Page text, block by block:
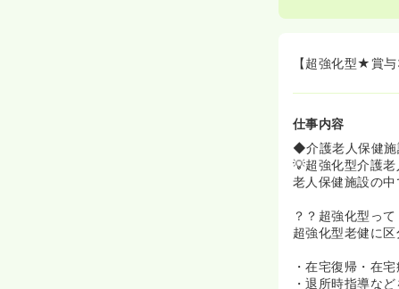
◆病院と違う点
一人ひとりに
◆在宅復帰、利
《長期就業され
◆定年65歳、
《マイカー通
◆駐車場のご
◆雨の日でも濡
【超強化型★賞
仕事内容
◆介護老人保健施
💡超強化型介護老
老人保健施設の
？？超強化型って
超強化型老健に
・在宅復帰・在
・退所時指導な